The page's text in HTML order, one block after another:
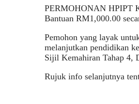
PERMOHONAN HPIPT
Bantuan RM1,000.00
Pemohon yang layak
melanjutkan pendidikan
Sijil Kemahiran Tahap 4,
Rujuk info selanjutnya